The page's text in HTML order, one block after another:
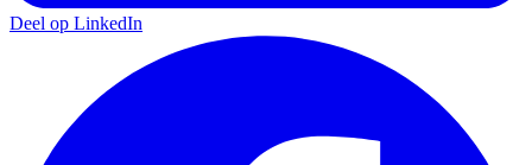
Deel op LinkedIn